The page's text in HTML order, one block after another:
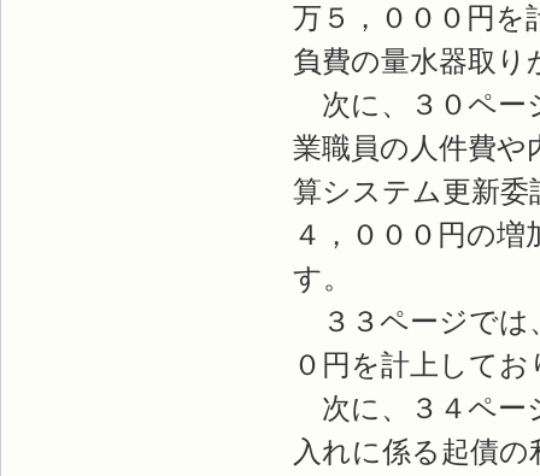
万５，０００円を
負費の量水器取
次に、３０ペー
業職員の人件費や
算システム更新委
４，０００円の
す。
３３ページでは
０円を計上して
次に、３４ペー
入れに係る起債